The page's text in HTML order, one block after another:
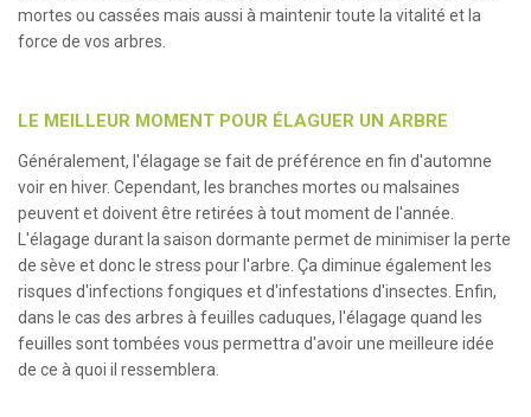
mortes ou cassées mais aussi à maintenir toute la vitalité et la
force de vos arbres.
LE MEILLEUR MOMENT POUR ÉLAGUER UN ARBRE
Généralement, l'élagage se fait de préférence en fin d'automne
voir en hiver. Cependant, les branches mortes ou malsaines
peuvent et doivent être retirées à tout moment de l'année.
L'élagage durant la saison dormante permet de minimiser la perte
de sève et donc le stress pour l'arbre. Ça diminue également les
risques d'infections fongiques et d'infestations d'insectes. Enfin,
dans le cas des arbres à feuilles caduques, l'élagage quand les
feuilles sont tombées vous permettra d'avoir une meilleure idée
de ce à quoi il ressemblera.